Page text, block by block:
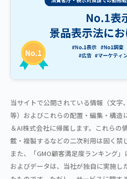
当サイトで公開されている情報（文字
等）およびこれらの配置・編集・構造
＆AI株式会社に帰属します。これらの
載・複製するなどの二次利用は固く禁
また、「GMO顧客満足度ランキング
およびデータは、当社が独自に実施し